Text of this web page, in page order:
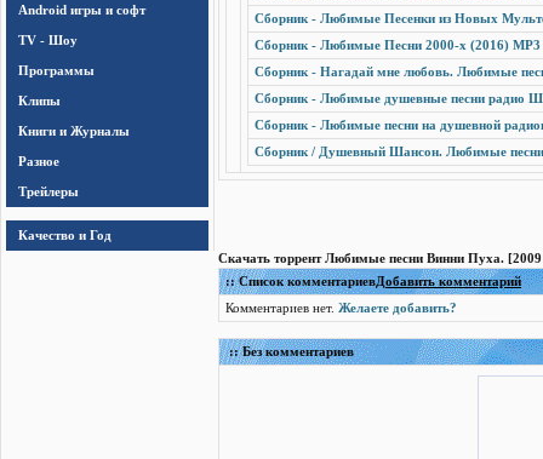
Android игры и софт
TV - Шоу
Программы
Клипы
Книги и Журналы
Разное
Трейлеры
Качество и Год
Сборник - Любимые Песенки из Новых
Сборник - Любимые Песни 2000-х (2016) MP3
Сборник - Нагадай мне любовь. Любимые
Сборник - Любимые душевные песни радио
Сборник - Любимые песни на душевной
Сборник / Душевный Шансон. Любимые песни
Скачать торрент Любимые песни Винни Пуха.
:: Список комментариевДобавить комментарий
Комментариев нет. Желаете добавить?
:: Без комментариев